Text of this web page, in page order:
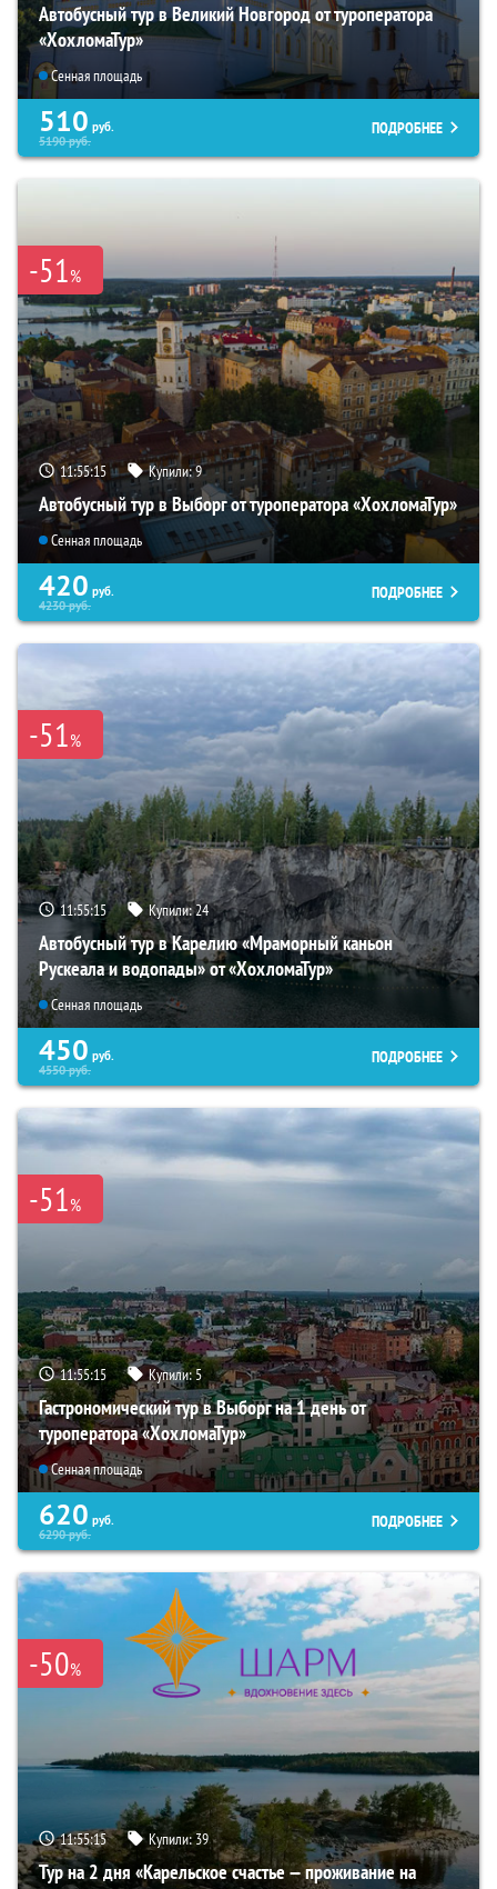
Автобусный тур в Великий Новгород от туроператора
«ХохломаТур»
Сенная площадь
510 руб.
5190руб.
ПОДРОБНЕЕ
-51%
11:55:14 Купили:9
Автобусный тур в Выборг от туроператора «ХохломаТур»
Сенная площадь
420 руб.
4230руб.
ПОДРОБНЕЕ
-51%
11:55:14 Купили:24
Автобусный тур в Карелию «Мраморный каньон
Рускеала и водопады» от «ХохломаТур»
Сенная площадь
450 руб.
4550руб.
ПОДРОБНЕЕ
-51%
11:55:14 Купили:5
Гастрономический тур в Выборг на 1 день от
туроператора «ХохломаТур»
Сенная площадь
620 руб.
6290руб.
ПОДРОБНЕЕ
-50%
11:55:14 Купили:39
Тур на 2 дня «Карельское счастье — проживание на